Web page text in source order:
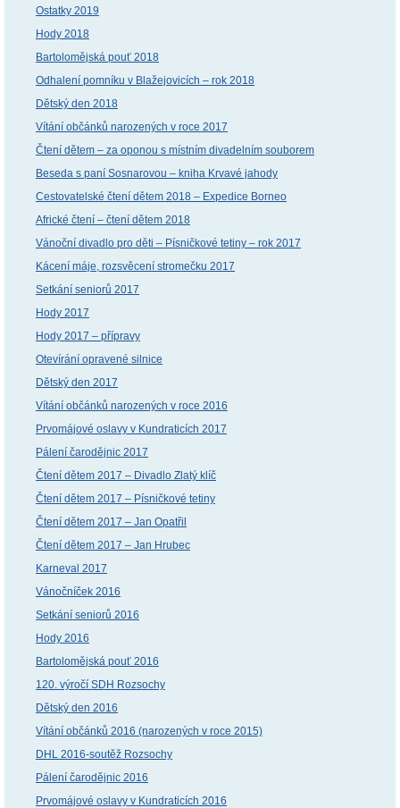
Ostatky 2019
Hody 2018
Bartolomějská pouť 2018
Odhalení pomníku v Blažejovicích – rok 2018
Dětský den 2018
Vítání občánků narozených v roce 2017
Čtení dětem – za oponou s místním divadelním souborem
Beseda s paní Sosnarovou – kniha Krvavé jahody
Cestovatelské čtení dětem 2018 – Expedice Borneo
Africké čtení – čtení dětem 2018
Vánoční divadlo pro děti – Písničkové tetiny – rok 2017
Kácení máje, rozsvěcení stromečku 2017
Setkání seniorů 2017
Hody 2017
Hody 2017 – přípravy
Otevírání opravené silnice
Dětský den 2017
Vítání občánků narozených v roce 2016
Prvomájové oslavy v Kundraticích 2017
Pálení čarodějnic 2017
Čtení dětem 2017 – Divadlo Zlatý klíč
Čtení dětem 2017 – Písničkové tetiny
Čtení dětem 2017 – Jan Opatřil
Čtení dětem 2017 – Jan Hrubec
Karneval 2017
Vánočníček 2016
Setkání seniorů 2016
Hody 2016
Bartolomějská pouť 2016
120. výročí SDH Rozsochy
Dětský den 2016
Vítání občánků 2016 (narozených v roce 2015)
DHL 2016-soutěž Rozsochy
Pálení čarodějnic 2016
Prvomájové oslavy v Kundraticích 2016